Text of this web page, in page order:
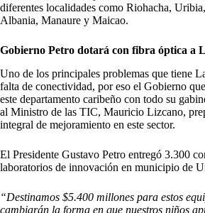
diferentes localidades como Riohacha,
Albania, Manaure y Maicao.
Gobierno Petro dotará con fibra óptica a
Uno de los principales problemas que tiene
falta de conectividad, por eso el Gobierno
este departamento caribeño con todo su
al Ministro de las TIC, Mauricio Lizcano,
integral de mejoramiento en este sector.
El Presidente Gustavo Petro entregó 3.300
laboratorios de innovación en municipio de
“Destinamos $5.400 millones para estos
cambiarán la forma en que nuestros niños